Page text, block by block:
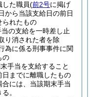
た職員(前2号に掲げ
から当該支給日の前日
られたもの
の支給を一時差し止
り消された者を除
為に係る刑事事件に関
の
手当を支給すること
日までに離職したもの
には、当該期末手当
。